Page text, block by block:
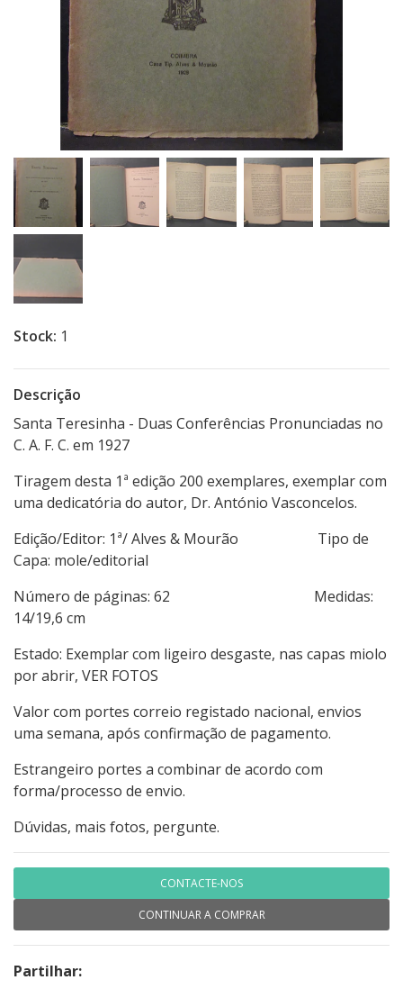
Stock: 1
Descrição
Santa Teresinha - Duas Conferências Pronunciadas no
C. A. F. C. em 1927
Tiragem desta 1ª edição 200 exemplares, exemplar com
uma dedicatória do autor, Dr. António Vasconcelos.
Edição/Editor: 1ª/ Alves & Mourão Tipo de
Capa: mole/editorial
Número de páginas: 62 Medidas:
14/19,6 cm
Estado: Exemplar com ligeiro desgaste, nas capas miolo
por abrir, VER FOTOS
Valor com portes correio registado nacional, envios
uma semana, após confirmação de pagamento.
Estrangeiro portes a combinar de acordo com
forma/processo de envio.
Dúvidas, mais fotos, pergunte.
CONTACTE-NOS
CONTINUAR A COMPRAR
Partilhar: